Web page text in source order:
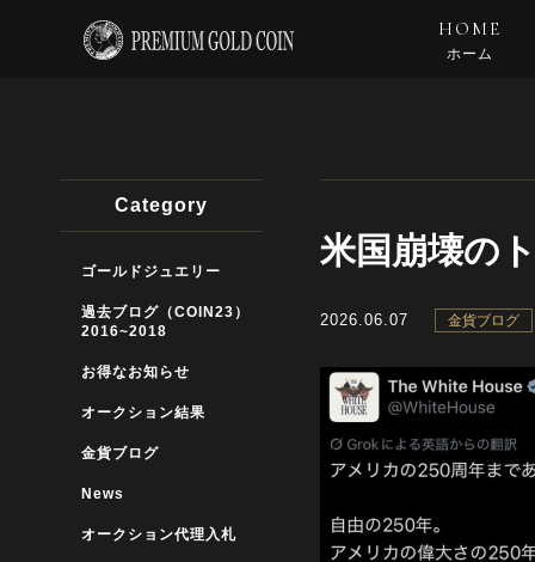
HOME
ホーム
米国崩壊の
2026.06.07 金貨ブログ
Category
ゴールドジュエリー
過去ブログ（COIN23）
2016~2018
お得なお知らせ
オークション結果
金貨ブログ
News
オークション代理入札